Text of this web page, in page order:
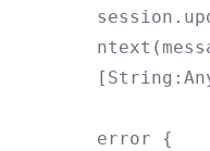
error {